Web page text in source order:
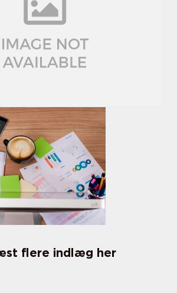
flere indlæg her